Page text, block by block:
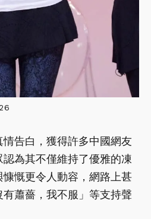
告白，獲得許多中國網友
為其不僅維持了優雅的凍
慨更令人動容，網路上甚
蕭薔，我不服」等支持聲